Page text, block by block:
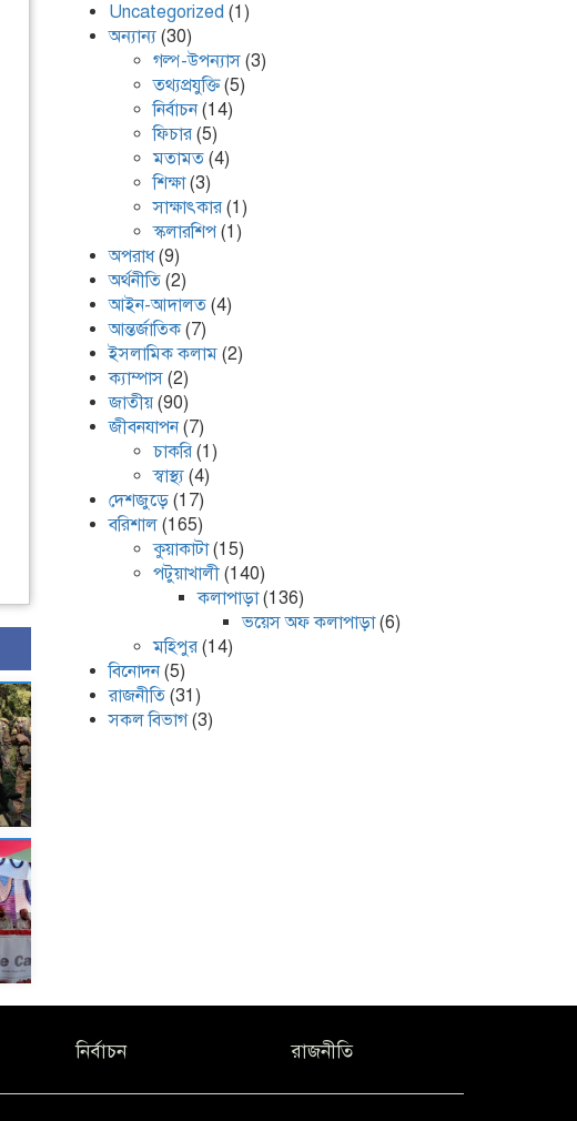
Uncategorized (1)
অন্যান্য (30)
গল্প-উপন্যাস (3)
তথ্যপ্রযুক্তি(5)
নির্বাচন(14)
ফিচার (5)
মতামত (4)
শিক্ষা(3)
সাক্ষাৎকার (1)
স্কলারশিপ (1)
অপরাধ(9)
অর্থনীতি (2)
আইন-আদালত (4)
আন্তর্জাতিক(7)
ইসলামিক কলাম (2)
ক্যাম্পাস (2)
জাতীয়(90)
জীবনযাপন(7)
চাকরি (1)
স্বাস্থ্য (4)
দেশজুড়ে (17)
বরিশাল (165)
কুয়াকাটা(15)
পটুয়াখালী (140)
কলাপাড়া(136)
ভয়েস অফ কলাপাড়া(6)
মহিপুর (14)
বিনোদন(5)
রাজনীতি (31)
সকল বিভাগ(3)
নির্বাচন রাজনীতি